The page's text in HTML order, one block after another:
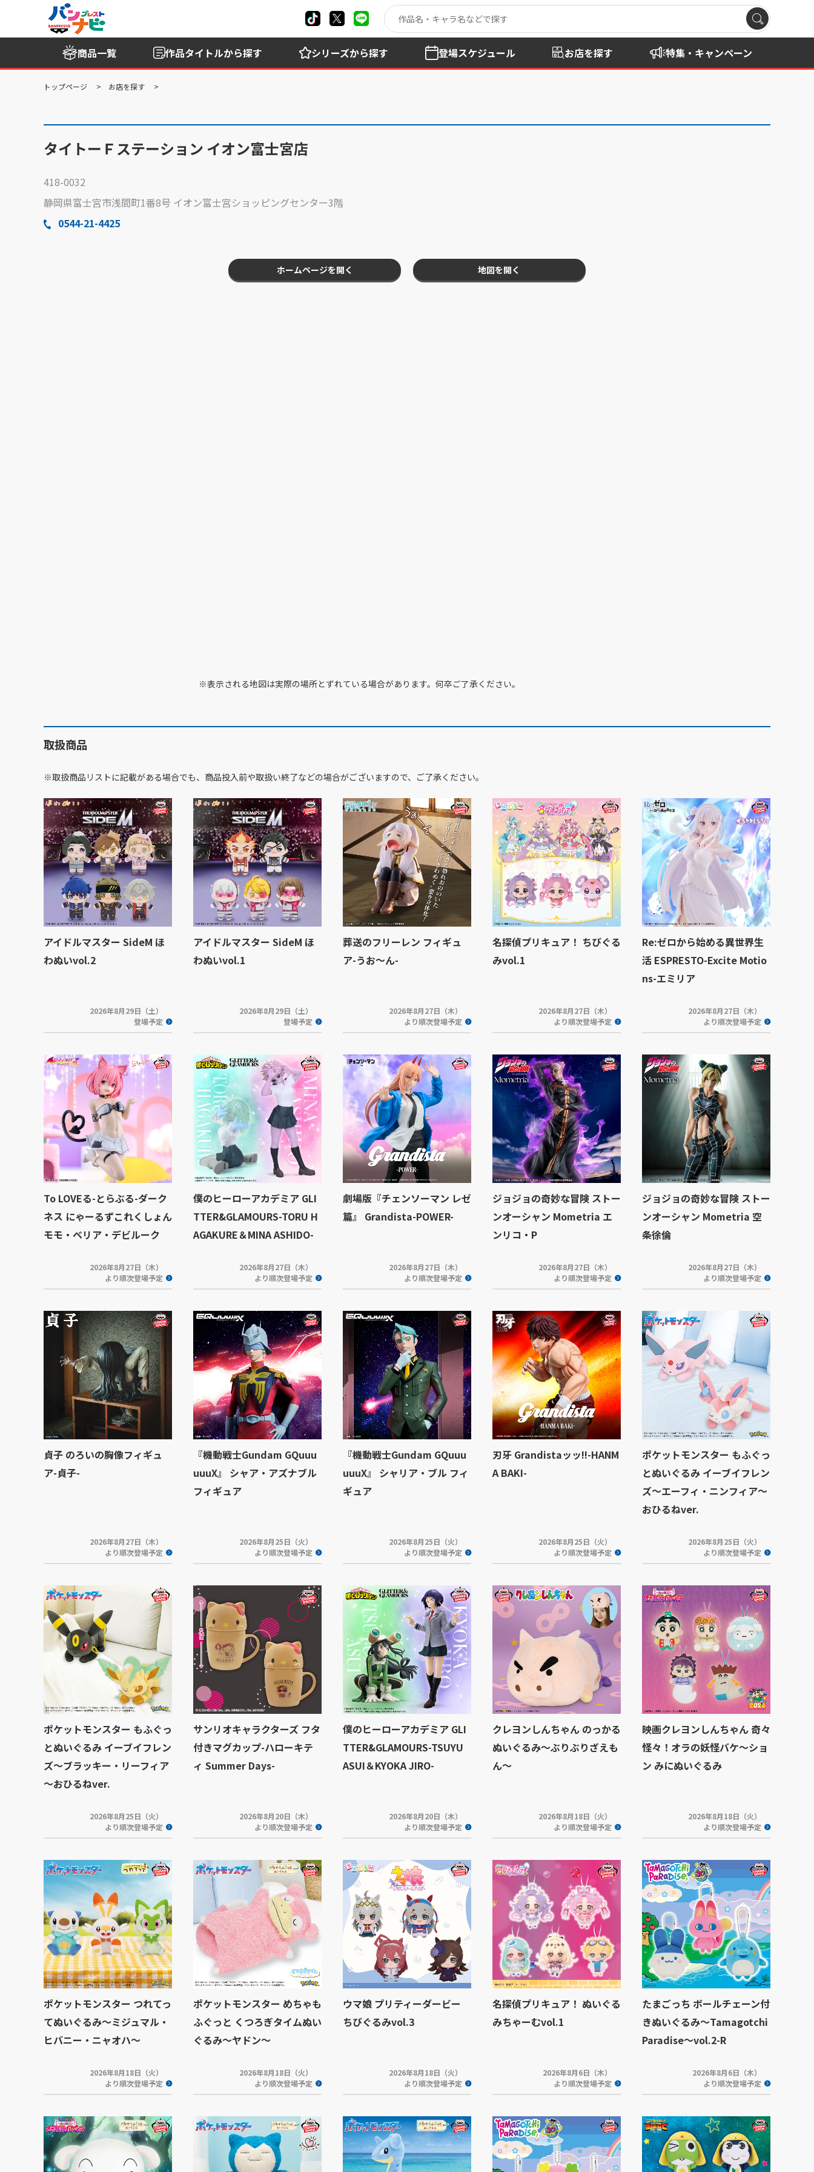
商品一覧 作品タイトルから探す シリーズから探す 登場スケジュール お店を探す 特集・キャンペーン
トップページ お店を探す
タイトーＦステーション イオン富士宮店
418-0032
静岡県富士宮市浅間町1番8号 イオン富士宮ショッピングセンター3階
0544-21-4425
ホームページを開く 地図を開く
※表示される地図は実際の場所とずれている場合があります。何卒ご了承ください。
取扱商品
※取扱商品リストに記載がある場合でも、商品投入前や取扱い終了などの場合がございますので、ご了承ください。
アイドルマスター SideM ほ
わぬいvol.2
2026年8月29日（土）
登場予定
アイドルマスター SideM ほ
わぬいvol.1
2026年8月29日（土）
登場予定
葬送のフリーレン フィギュ
ア-うお～ん-
2026年8月27日（木）
より順次登場予定
名探偵プリキュア！ ちびぐる
みvol.1
2026年8月27日（木）
より順次登場予定
Re:ゼロから始める異世界生
活 ESPRESTO-Excite Motio
ns-エミリア
2026年8月27日（木）
より順次登場予定
To LOVEる-とらぶる-ダーク
ネス にゃーるずこれくしょん
モモ・ベリア・デビルーク
2026年8月27日（木）
より順次登場予定
僕のヒーローアカデミア GLI
TTER&GLAMOURS-TORU H
AGAKURE＆MINA ASHIDO-
2026年8月27日（木）
より順次登場予定
劇場版『チェンソーマン レゼ
篇』 Grandista-POWER-
2026年8月27日（木）
より順次登場予定
ジョジョの奇妙な冒険 ストー
ンオーシャン Mometria エ
ンリコ・P
2026年8月27日（木）
より順次登場予定
ジョジョの奇妙な冒険 ストー
ンオーシャン Mometria 空
条徐倫
2026年8月27日（木）
より順次登場予定
貞子 のろいの胸像フィギュ
ア-貞子-
2026年8月27日（木）
より順次登場予定
『機動戦士Gundam GQuuu
uuuX』 シャア・アズナブル
フィギュア
2026年8月25日（火）
より順次登場予定
『機動戦士Gundam GQuuu
uuuX』 シャリア・ブル フィ
ギュア
2026年8月25日（火）
より順次登場予定
刃牙 Grandistaッッ!!-HANM
A BAKI-
2026年8月25日（火）
より順次登場予定
ポケットモンスター もふぐっ
とぬいぐるみ イーブイフレン
ズ～エーフィ・ニンフィア～
おひるねver.
2026年8月25日（火）
より順次登場予定
ポケットモンスター もふぐっ
とぬいぐるみ イーブイフレン
ズ～ブラッキー・リーフィア
～おひるねver.
2026年8月25日（火）
より順次登場予定
サンリオキャラクターズ フタ
付きマグカップ-ハローキテ
ィ Summer Days-
2026年8月20日（木）
より順次登場予定
僕のヒーローアカデミア GLI
TTER&GLAMOURS-TSUYU
ASUI＆KYOKA JIRO-
2026年8月20日（木）
より順次登場予定
クレヨンしんちゃん のっかる
ぬいぐるみ～ぶりぶりざえも
ん～
2026年8月18日（火）
より順次登場予定
映画クレヨンしんちゃん 奇々
怪々！オラの妖怪バケ～ショ
ン みにぬいぐるみ
2026年8月18日（火）
より順次登場予定
ポケットモンスター つれてっ
てぬいぐるみ～ミジュマル・
ヒバニー・ニャオハ～
2026年8月18日（火）
より順次登場予定
ポケットモンスター めちゃも
ふぐっと くつろぎタイムぬい
ぐるみ～ヤドン～
2026年8月18日（火）
より順次登場予定
ウマ娘 プリティーダービー
ちびぐるみvol.3
2026年8月18日（火）
より順次登場予定
名探偵プリキュア！ ぬいぐる
みちゃーむvol.1
2026年8月6日（木）
より順次登場予定
たまごっち ボールチェーン付
きぬいぐるみ～Tamagotchi
Paradise～vol.2-R
2026年8月6日（木）
より順次登場予定